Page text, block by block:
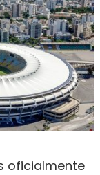
oficialmente